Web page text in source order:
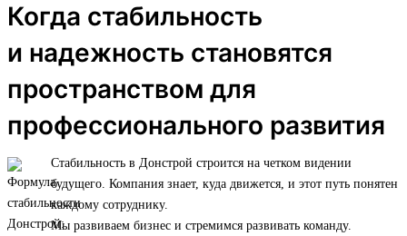
Когда стабильность
и надежность становятся
пространством для
профессионального развития
Стабильность в Донстрой строится на четком видении
будущего. Компания знает, куда движется, и этот путь понятен
каждому сотруднику.
Мы развиваем бизнес и стремимся развивать команду.